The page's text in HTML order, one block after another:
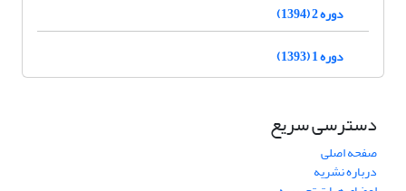
دوره 2 (1394)
دوره 1 (1393)
دسترسی سریع
صفحه اصلی
درباره نشریه